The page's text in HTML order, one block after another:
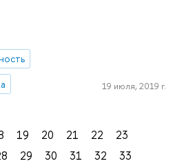
19 июля, 2019 г.
19 20 21 22
23
29 30 31 32
33